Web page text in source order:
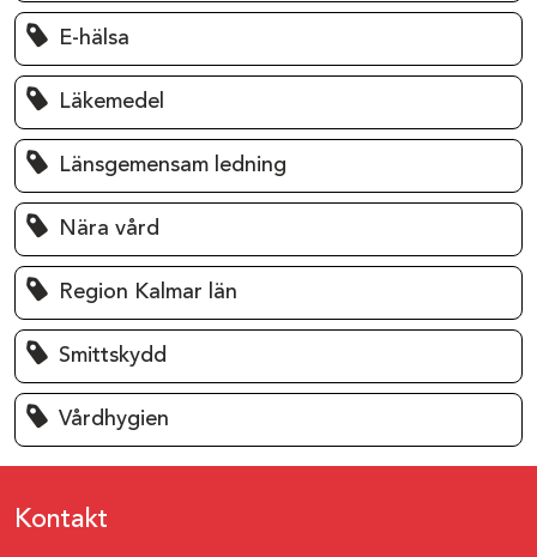
E-hälsa
Läkemedel
Länsgemensam ledning
Nära vård
Region Kalmar län
Smittskydd
Vårdhygien
Kontakt